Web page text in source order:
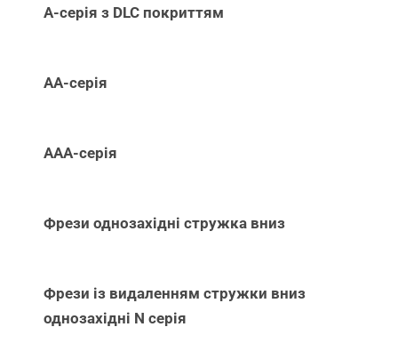
А-серія з DLC покриттям
АА-серія
ААА-серія
Фрези однозахідні стружка вниз
Фрези із видаленням стружки вниз
однозахідні N серія